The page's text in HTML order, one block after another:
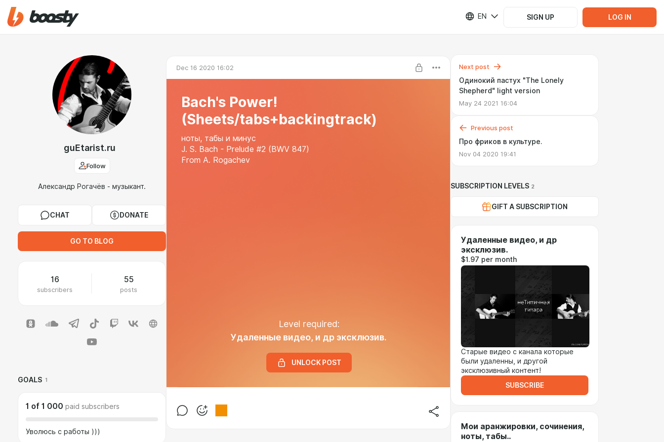
EN SIGN UP LOG IN
guEtarist.ru
Follow
Александр Рогачёв - музыкант.
CHAT DONATE
GO TO BLOG
16
subscribers
55
posts
GOALS 1
1 of 1 000 paid subscribers
Уволюсь с работы )))
Dec 16 2020 16:02
Bach's Power!
(Sheets/tabs+backingtrack)
ноты, табы и минус
J. S. Bach - Prelude #2 (BWV 847)
From A. Rogachev
Level required:
Удаленные видео, и др эксклюзив.
UNLOCK POST
Next post
Одинокий пастух "The Lonely
Shepherd" light version
May 24 2021 16:04
Previous post
Про фриков в культуре.
Nov 04 2020 19:41
SUBSCRIPTION LEVELS 2
GIFT A SUBSCRIPTION
Удаленные видео, и др
эксклюзив.
$1.97 per month
Старые видео с канала которые
были удаленны, и другой
эксклюзивный контент!
SUBSCRIBE
Мои аранжировки, сочинения,
ноты, табы..